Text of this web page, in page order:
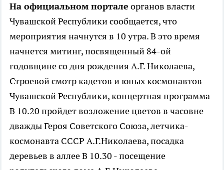
На официальном портале органов власти
Чувашской Республики сообщается, что
мероприятия начнутся в 10 утра. В это время
начнется митинг, посвященный 84-ой
годовщине со дня рождения А.Г. Николаева,
Строевой смотр кадетов и юных космонавтов
Чувашской Республики, концертная программа
В 10.20 пройдет возложение цветов в часовне
дважды Героя Советского Союза, летчика-
космонавта СССР А.Г.Николаева, посадка
деревьев в аллее В 10.30 - посещение